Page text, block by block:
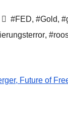
#FED, #Gold,
,
Future of